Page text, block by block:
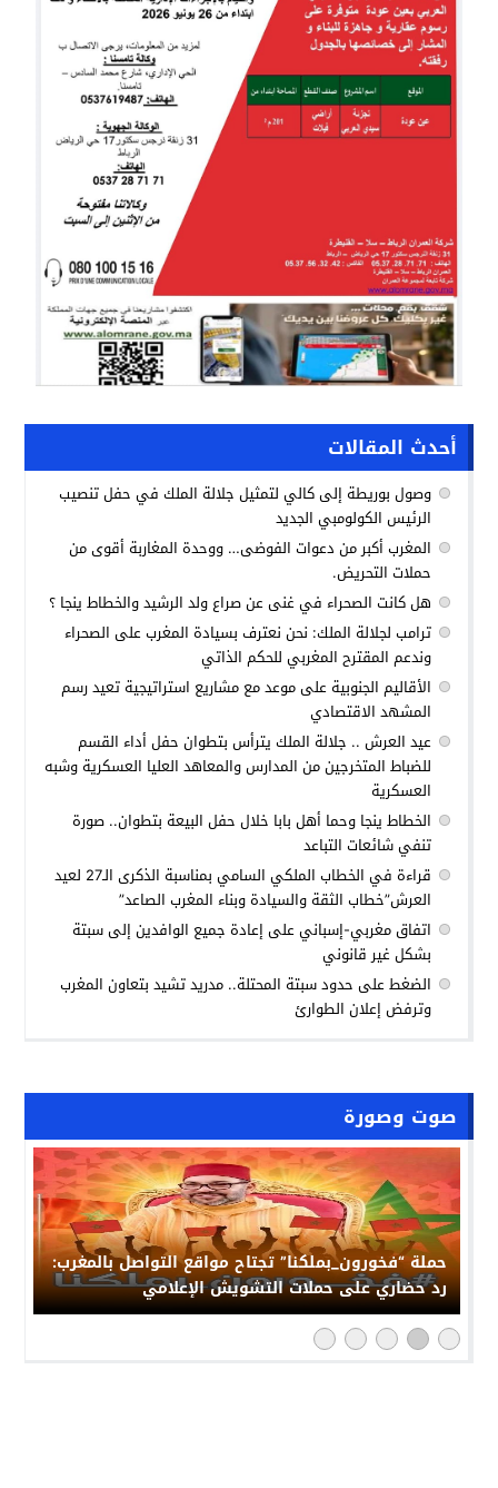
صوت وصورة
حملة “فخورون_بملكنا” تجتاح مواقع التواصل بالمغرب:
رد حضاري على حملات التشويش الإعلامي
أحدث المقالات
وصول بوريطة إلى كالي لتمثيل جلالة الملك في حفل تنصيب
الرئيس الكولومبي الجديد
المغرب أكبر من دعوات الفوضى… ووحدة المغاربة أقوى من
حملات التحريض.
هل كانت الصحراء في غنى عن صراع ولد الرشيد والخطاط ينجا ؟
ترامب لجلالة الملك: نحن نعترف بسيادة المغرب على الصحراء
وندعم المقترح المغربي للحكم الذاتي
الأقاليم الجنوبية على موعد مع مشاريع استراتيجية تعيد رسم
المشهد الاقتصادي
عيد العرش .. جلالة الملك يترأس بتطوان حفل أداء القسم
للضباط المتخرجين من المدارس والمعاهد العليا العسكرية وشبه
العسكرية
الخطاط ينجا وحما أهل بابا خلال حفل البيعة بتطوان.. صورة
تنفي شائعات التباعد
قراءة في الخطاب الملكي السامي بمناسبة الذكرى الـ27 لعيد
العرش”خطاب الثقة والسيادة وبناء المغرب الصاعد”
اتفاق مغربي-إسباني على إعادة جميع الوافدين إلى سبتة
بشكل غير قانوني
الضغط على حدود سبتة المحتلة.. مدريد تشيد بتعاون المغرب
وترفض إعلان الطوارئ